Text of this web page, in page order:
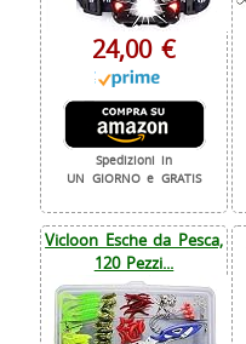
24,00 €
Spedizioni in
UN GIORNO e GRATIS
Vicloon Esche da Pesca,
120 Pezzi...